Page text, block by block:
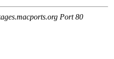
Port 80